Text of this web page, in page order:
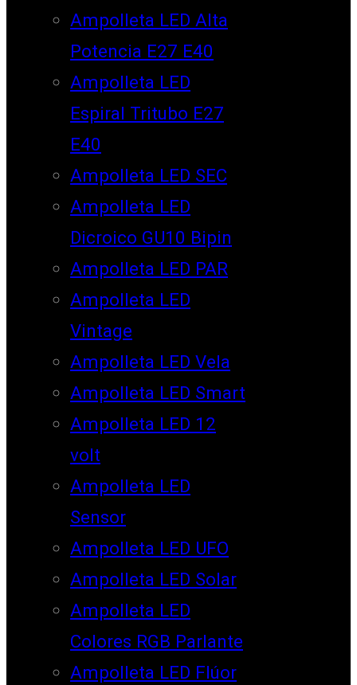
Ampolleta LED Alta
Potencia E27 E40
Ampolleta LED
Espiral Tritubo E27
E40
Ampolleta LED SEC
Ampolleta LED
Dicroico GU10 Bipin
Ampolleta LED PAR
Ampolleta LED
Vintage
Ampolleta LED Vela
Ampolleta LED Smart
Ampolleta LED 12
volt
Ampolleta LED
Sensor
Ampolleta LED UFO
Ampolleta LED Solar
Ampolleta LED
Colores RGB Parlante
Ampolleta LED Flúor